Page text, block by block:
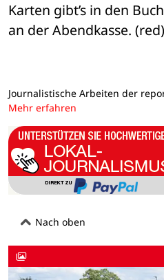
Karten gibt’s in den
an der Abendkasse. (red)
Journalistische Arbeiten der
Mehr erfahren
Nach oben